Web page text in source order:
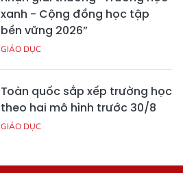
xanh - Cộng đồng học tập
bền vững 2026”
GIÁO DỤC
Toàn quốc sắp xếp trường học
theo hai mô hình trước 30/8
GIÁO DỤC